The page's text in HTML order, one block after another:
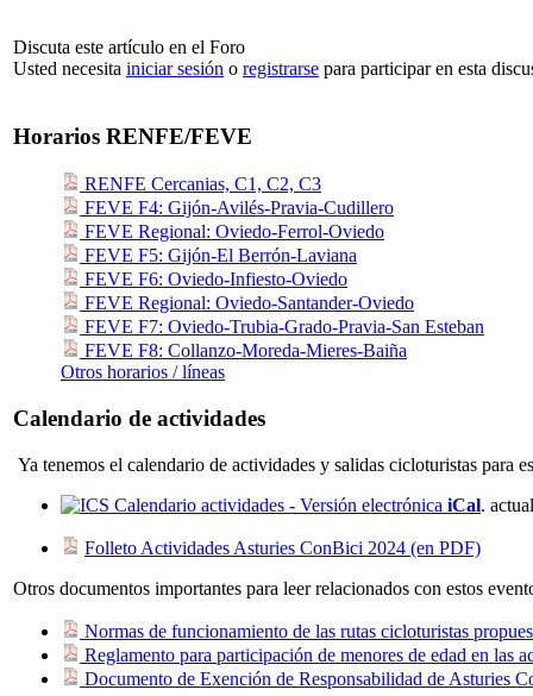
Discuta este artículo en el Foro
Usted necesita iniciar sesión o registrarse para participar en esta
Horarios RENFE/FEVE
RENFE Cercanias, C1, C2, C3
FEVE F4: Gijón-Avilés-Pravia-Cudillero
FEVE Regional: Oviedo-Ferrol-Oviedo
FEVE F5: Gijón-El Berrón-Laviana
FEVE F6: Oviedo-Infiesto-Oviedo
FEVE Regional: Oviedo-Santander-Oviedo
FEVE F7: Oviedo-Trubia-Grado-Pravia-San Esteban
FEVE F8: Collanzo-Moreda-Mieres-Baiña
Otros horarios / líneas
Calendario de actividades
Ya tenemos el calendario de actividades y salidas cicloturistas para
Calendario actividades - Versión electrónica iCal.
Folleto Actividades Asturies ConBici 2024 (en PDF)
Otros documentos importantes para leer relacionados con estos
Normas de funcionamiento de las rutas cicloturistas
Reglamento para participación de menores de edad en las
Documento de Exención de Responsabilidad de Asturies